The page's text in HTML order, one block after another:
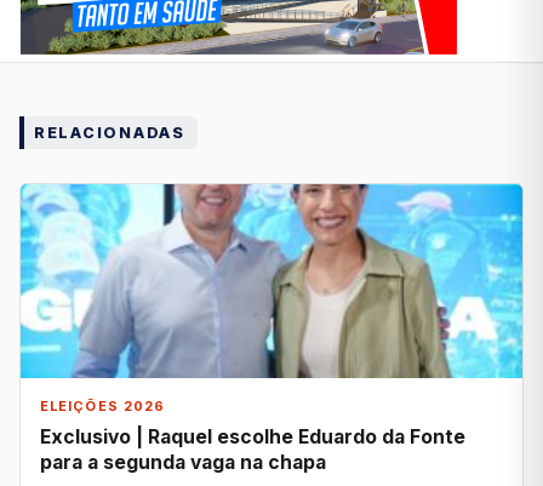
RELACIONADAS
ELEIÇÕES 2026
Exclusivo | Raquel escolhe Eduardo da Fonte
para a segunda vaga na chapa